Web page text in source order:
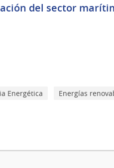
del sector
Energética
Energías